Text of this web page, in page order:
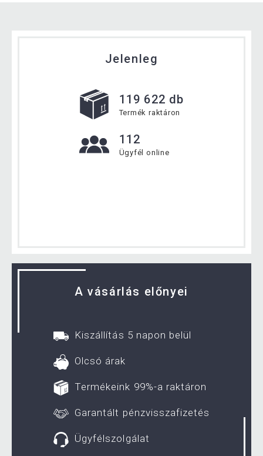
Jelenleg
119 622 db
Termék raktáron
112
Ügyfél online
A vásárlás előnyei
Kiszállítás 5 napon belül
Olcsó árak
Termékeink 99%-a raktáron
Garantált pénzvisszafizetés
Ügyfélszolgálat